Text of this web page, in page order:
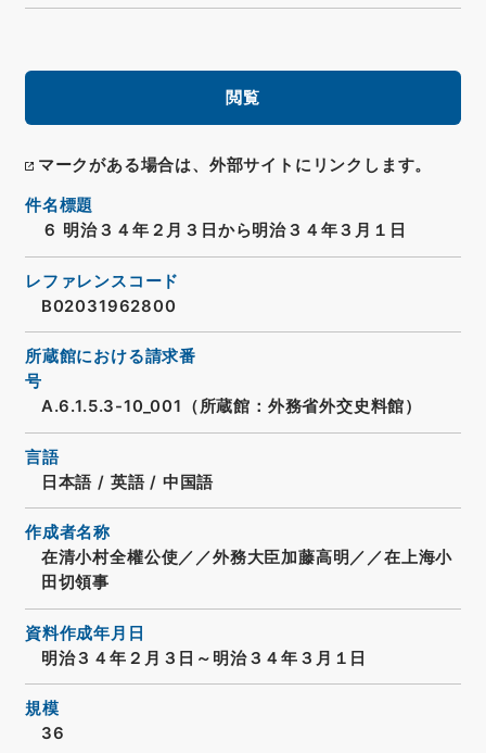
閲覧
マークがある場合は、外部サイトにリンクします。
件名標題
６ 明治３４年２月３日から明治３４年３月１日
レファレンスコード
B02031962800
所蔵館における請求番
号
A.6.1.5.3-10_001（所蔵館：外務省外交史料館）
言語
日本語 / 英語 / 中国語
作成者名称
在清小村全權公使／／外務大臣加藤高明／／在上海小
田切領事
資料作成年月日
明治３４年２月３日～明治３４年３月１日
規模
36